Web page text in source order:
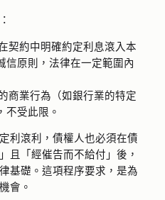
契約中明確約定利息滾入本
信原則，法律在一定範圍內
商業行為（如銀行業的特定
不受此限。
利滾利，債權人也必須在債
且「經催告而不給付」後，
基礎。這項程序要求，是為
會。